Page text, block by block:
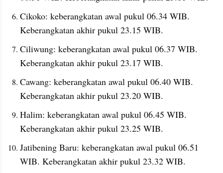
Cikoko: keberangkatan awal pukul 06.34 WIB.
Keberangkatan akhir pukul 23.15 WIB.
Ciliwung: keberangkatan awal pukul 06.37 WIB.
Keberangkatan akhir pukul 23.17 WIB.
Cawang: keberangkatan awal pukul 06.40 WIB.
Keberangkatan akhir pukul 23.20 WIB.
Halim: keberangkatan awal pukul 06.45 WIB.
Keberangkatan akhir pukul 23.25 WIB.
Jatibening Baru: keberangkatan awal pukul 06.51
WIB. Keberangkatan akhir pukul 23.32 WIB.